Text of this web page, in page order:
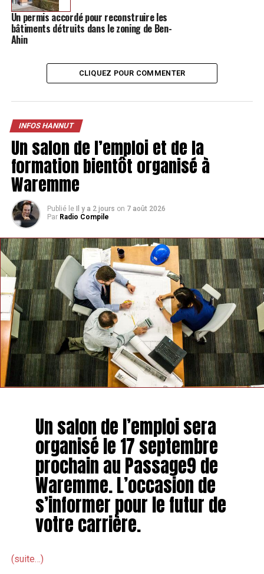
Chaussure Bertrand – Rue Albert 1er, 38
Pharmacie Gustin – Rue Albert 1er, 41
Pharmacie de Thisnes – Route de Wavre, 100B
Lincent
Les serviettes récoltées seront ensuite envoyées
l’association BruZelle. L’ASBL bruxelloise qui recevra les
dons, les distribuera ensuite aux personnes les plus
précaires en Wallonie et à Bruxelles. Elle avait déjà
réussi, en 2020, à distribuer plus de 340 000 serviettes
hygiéniques aux femmes en précarité.
L’initiative hannutoise prend fin le 5 mars 2021.
TAGS FEATURED INFOS HANNUT
SUIVANT
Hôtel cinq étoiles pour les insectes à Waremme
NE MANQUEZ PAS
Les tableaux de l’église de Moxhe vont être restaurés
Un permis accordé pour reconstruire les
bâtiments détruits dans le zoning de Ben-
Ahin
CLIQUEZ POUR COMMENTER
INFOS HANNUT
Un salon de l’emploi et de la
formation bientôt organisé à
Waremme
Publié le Il y a 2 jours on 7 août 2026
Par Radio Compile
Un salon de l’emploi sera
organisé le 17 septembre
prochain au Passage9 de
Waremme. L’occasion de
s’informer pour le futur de
votre carrière.
(suite…)